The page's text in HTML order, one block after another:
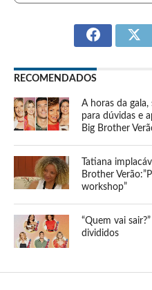
RECOMENDADOS
A horas da
para dúvidas e
Big Brother
Tatiana
Brother
workshop”
“Quem vai
divididos